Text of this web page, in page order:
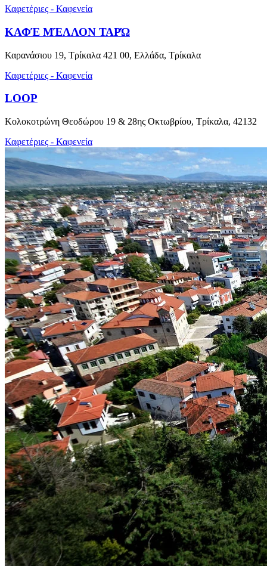
Καφετέριες - Καφενεία
ΚΑΦΈ ΜΈΛΛΟΝ ΤΑΡΏ
Καρανάσιου 19, Τρίκαλα 421 00, Ελλάδα, Τρίκαλα
Καφετέριες - Καφενεία
LOOP
Κολοκοτρώνη Θεοδώρου 19 & 28ης Οκτωβρίου, Τρίκαλα, 42132
Καφετέριες - Καφενεία